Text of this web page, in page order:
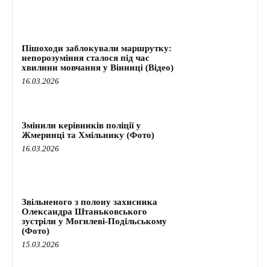
Пішоходи заблокували маршрутку:
непорозуміння сталося під час
хвилини мовчання у Вінниці (Відео)
16.03.2026
Змінили керівників поліції у
Жмеринці та Хмільнику (Фото)
16.03.2026
Звільненого з полону захисника
Олександра Штаньковського
зустріли у Могилеві-Подільському
(Фото)
15.03.2026